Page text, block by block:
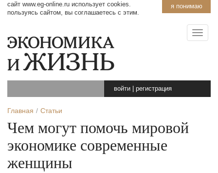
я понимаю
сайт www.eg-online.ru использует cookies.
пользуясь сайтом, вы соглашаетесь с этим.
войти регистрация
Главная Статьи
Чем могут помочь мировой
экономике современные
женщины